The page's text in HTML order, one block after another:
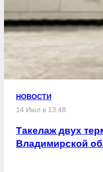
НОВОСТИ
14 Июл в 13:48
Такелаж двух
Владимирской